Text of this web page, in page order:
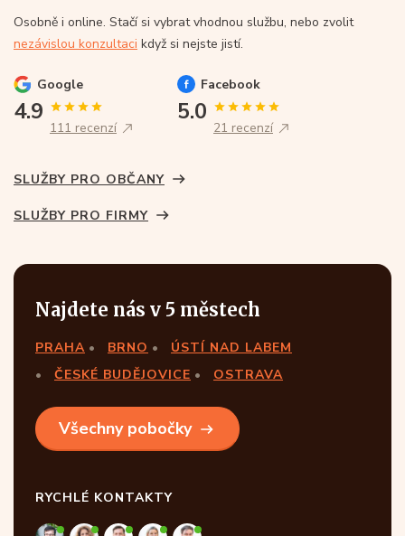
Osobně i online. Stačí si vybrat vhodnou službu, nebo zvolit
nezávislou konzultaci když si nejste jistí.
Google
4.9
111 recenzí
Facebook
5.0
21 recenzí
SLUŽBY PRO OBČANY
SLUŽBY PRO FIRMY
Najdete nás v 5 městech
PRAHA BRNO
ÚSTÍ NAD LABEM
ČESKÉ BUDĚJOVICE
OSTRAVA
Všechny pobočky
RYCHLÉ KONTAKTY